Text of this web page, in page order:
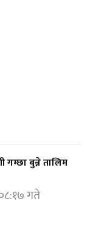
गम्छा बुन्ने तालिम
गते